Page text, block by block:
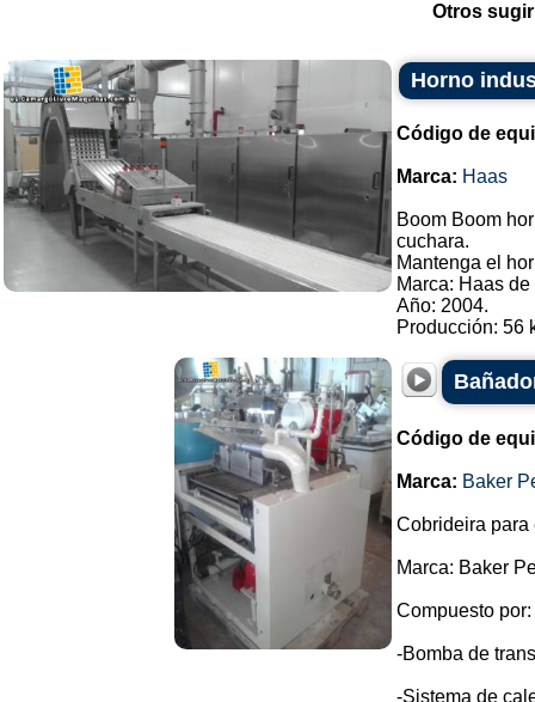
Otros
Horno
Código de
Marca: Haas
Boom Boom
cuchara.
Mantenga el
Marca: Haas
Año: 2004.
Producción: 56
Código de
Marca: Baker
Cobrideira para
Marca: Baker
Compuesto por:
-Bomba de
-Sistema de